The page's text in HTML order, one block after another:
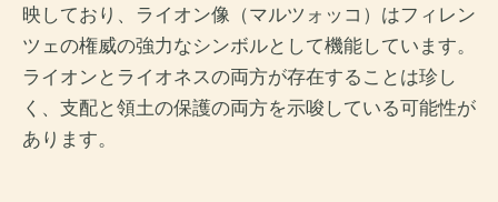
映しており、ライオン像（マルツォッコ）はフィレン
ツェの権威の強力なシンボルとして機能しています。
ライオンとライオネスの両方が存在することは珍し
く、支配と領土の保護の両方を示唆している可能性が
あります。